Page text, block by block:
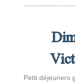
Petit déjeuners